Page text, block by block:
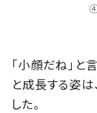
「小顔だね」と
と成長する姿
した。